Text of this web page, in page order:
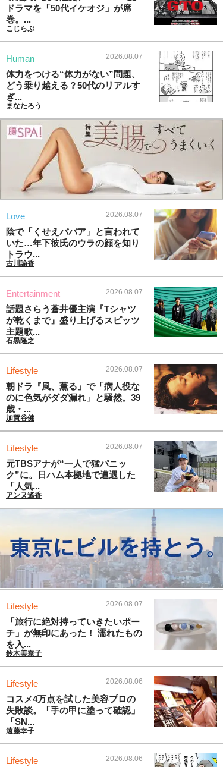
ドラマを「50代イケオジ」が席
巻。...
こじらぶ
Human 2026.08.07
体力をつける“体力がない”問題、
どう乗り越える？50代のリアルす
ぎ...
まなたろう
Love 2026.08.07
陰で「くせえババア」と言われて
いた…年下彼氏のウラの顔を知り
トラウ...
古川諭香
Entertainment 2026.08.07
話題さらう蒼井優主演『Tシャツ
が乾くまで』盛り上げるスピッツ
主題歌...
石黒隆之
Lifestyle 2026.08.07
朝ドラ『風、薫る』で「病人役な
のに色気がダダ漏れ」と騒然。39
歳・...
加賀谷健
Lifestyle 2026.08.07
元TBSアナが“一人で猛パニッ
ク”に。日ハム本拠地で遭遇した
「人気...
アンヌ遙香
Lifestyle 2026.08.07
「旅行に絶対持っていきたいポー
チ」が無印にあった！ 濡れたもの
を入...
鈴木美奈子
Lifestyle 2026.08.06
コスメ4万点を試した美容プロの
失敗談。「手の甲に塗って確認」
「SN...
遠藤幸子
Lifestyle 2026.08.06